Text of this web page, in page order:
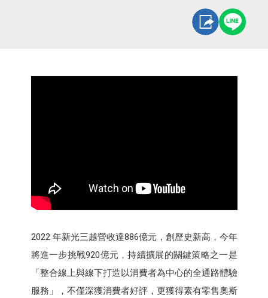
2022 年新光三越營收達886億元，創歷史新高，今年
將進一步挑戰920億元，持續擴展的關鍵策略之一是
「整合線上與線下打造以消費者為中心的全通路體驗
服務」，不僅深獲消費者好評，更獲得素有零售奧斯